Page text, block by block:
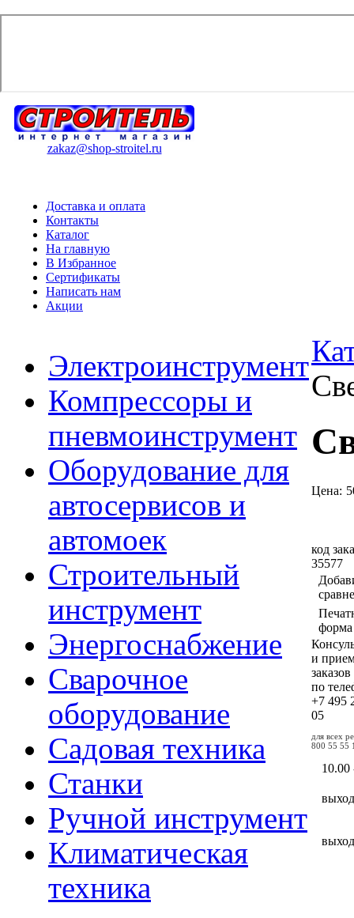
zakaz@shop-stroitel.ru
Доставка и оплата
Контакты
Каталог
На главную
В Избранное
Сертификаты
Написать нам
Акции
Электроинструмент
Компрессоры и
пневмоинструмент
Оборудование для
автосервисов и
автомоек
Строительный
инструмент
Энергоснабжение
Сварочное
оборудование
Садовая техника
Станки
Ручной инструмент
Климатическая
техника
Цена:
код
35577
форма
и
заказов
по
+7 495
05
для всех
800 55 55
10.00